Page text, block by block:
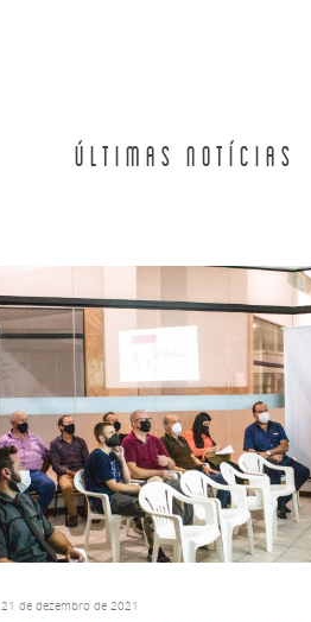
ÚLTIMAS NOTÍCIAS
21 de dezembro de 2021